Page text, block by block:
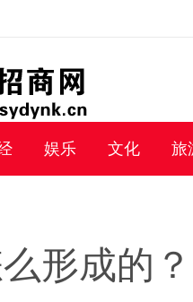
娱乐 文化 旅
形成的？